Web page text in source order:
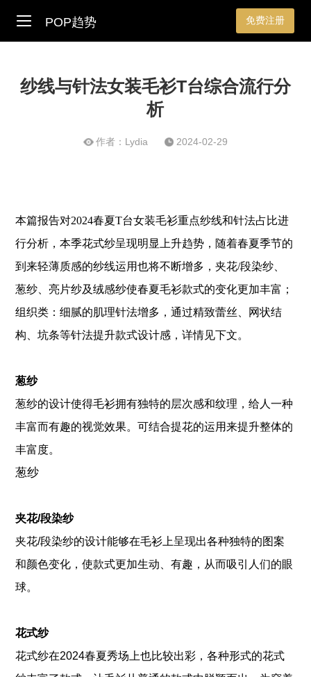
POP趋势 免费注册
纱线与针法女装毛衫T台综合流行分
析
作者：Lydia 2024-02-29
本篇报告对2024春夏T台女装毛衫重点纱线和针法占比进
行分析，本季花式纱呈现明显上升趋势，随着春夏季节的
到来轻薄质感的纱线运用也将不断增多，夹花/段染纱、
葱纱、亮片纱及绒感纱使春夏毛衫款式的变化更加丰富；
组织类：细腻的肌理针法增多，通过精致蕾丝、网状结
构、坑条等针法提升款式设计感，详情见下文。
葱纱
葱纱的设计使得毛衫拥有独特的层次感和纹理，给人一种
丰富而有趣的视觉效果。可结合提花的运用来提升整体的
丰富度。
葱纱
夹花/段染纱
夹花/段染纱的设计能够在毛衫上呈现出各种独特的图案
和颜色变化，使款式更加生动、有趣，从而吸引人们的眼
球。
花式纱
花式纱在2024春夏秀场上也比较出彩，各种形式的花式